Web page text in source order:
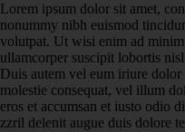
Lorem ipsum dolor sit amet,
nonummy nibh euismod
volutpat. Ut wisi enim ad
ullamcorper suscipit lobortis
Duis autem vel eum iriure
molestie consequat, vel illum
eros et accumsan et iusto odio
zzril delenit augue duis dolore